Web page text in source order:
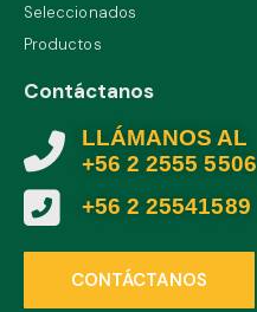
Seleccionados
Productos
Contáctanos
LLÁMANOS AL
+56 2 2555 5506
+56 2 25541589
CONTÁCTANOS